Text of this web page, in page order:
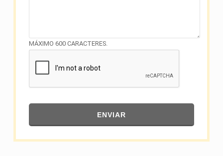
MÁXIMO 600 CARACTERES.
ENVIAR